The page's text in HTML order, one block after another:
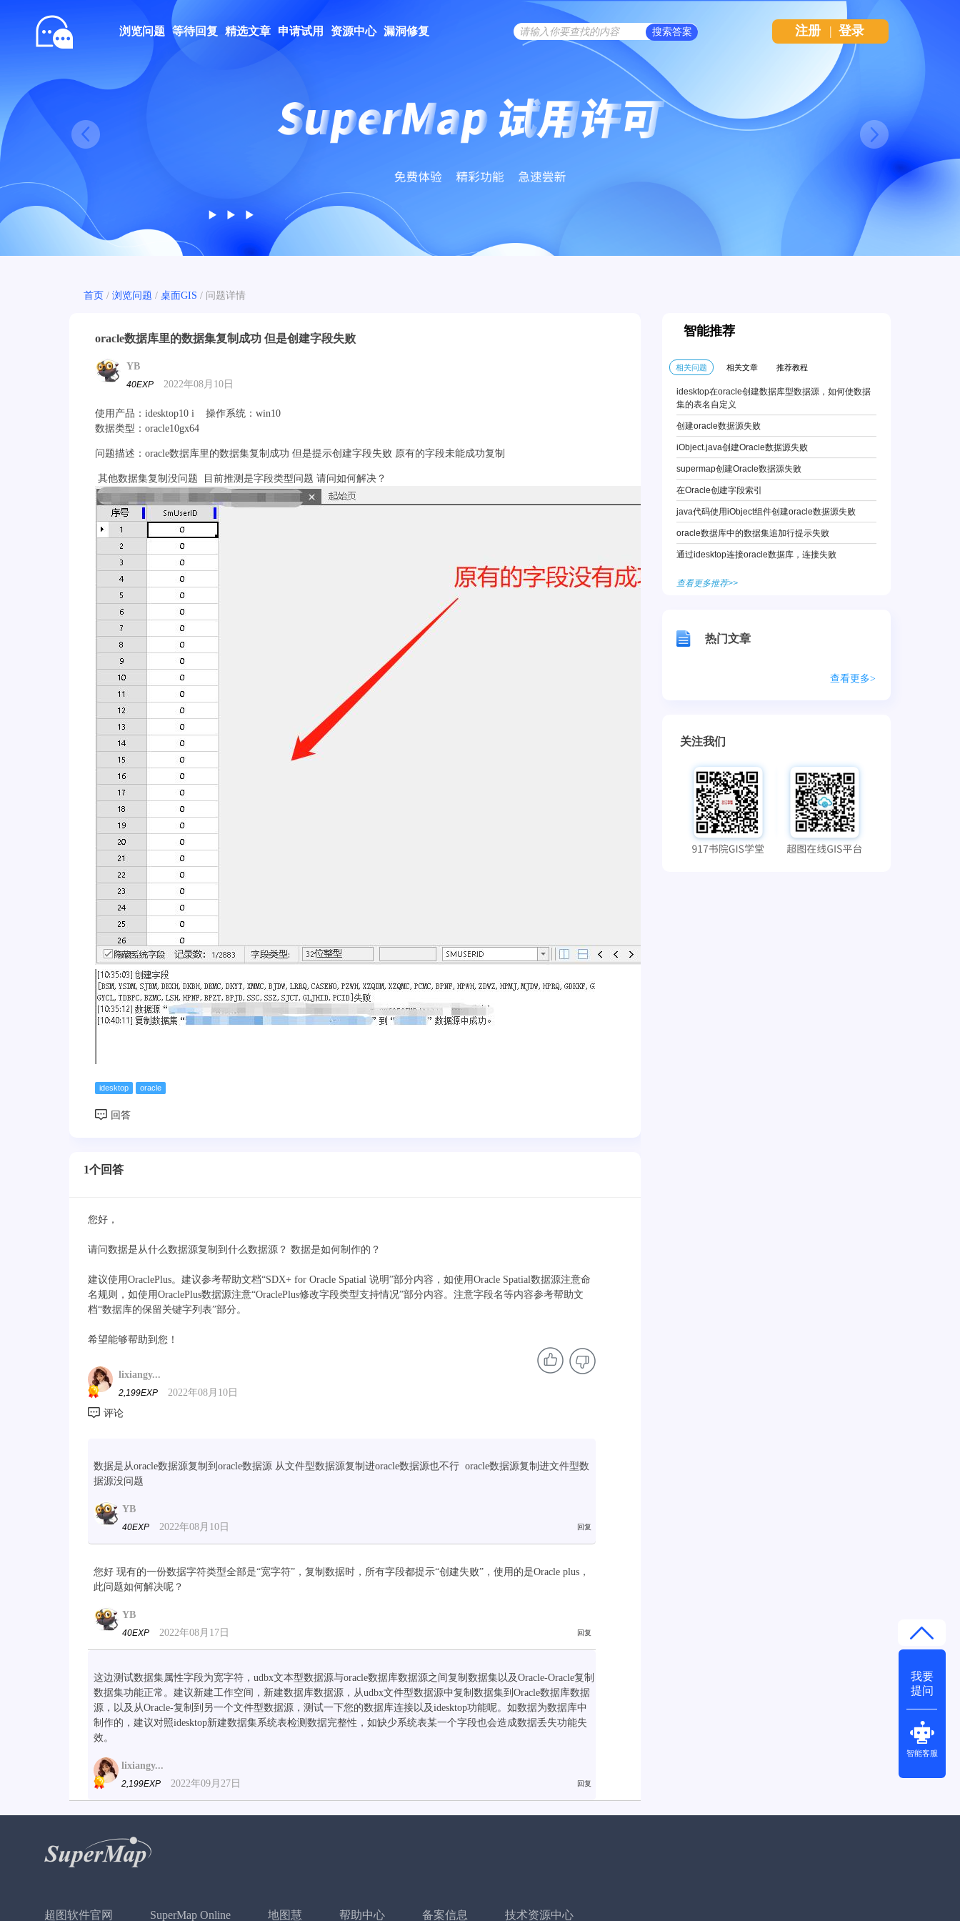
Next
Prev
浏览问题 等待回复 精选文章 申请试用 资源中心 漏洞修复 注册 | 登录
我要
提问
智能客服
首页 / 浏览问题 / 桌面GIS / 问题详情
oracle数据库里的数据集复制成功 但是创建字段失败
YB
40EXP 2022年08月10日
使用产品：idesktop10 i 操作系统：win10
数据类型：oracle10gx64
问题描述：oracle数据库里的数据集复制成功 但是提示创建字段失败 原有的字段未能成功复制
其他数据集复制没问题 目前推测是字段类型问题 请问如何解决？
idesktop oracle
1个回答
您好，
请问数据是从什么数据源复制到什么数据源？ 数据是如何制作的？
建议使用OraclePlus。建议参考帮助文档“SDX+ for Oracle Spatial 说明”部分内容，如使用Oracle Spatial数据源注意命
名规则，如使用OraclePlus数据源注意“OraclePlus修改字段类型支持情况”部分内容。注意字段名等内容参考帮助文
档“数据库的保留关键字列表”部分。
希望能够帮助到您！
lixiangy...
2,199EXP 2022年08月10日
数据是从oracle数据源复制到oracle数据源 从文件型数据源复制进oracle数据源也不行 oracle数据源复制进文件型数
据源没问题
YB
40EXP 2022年08月10日
您好 现有的一份数据字符类型全部是“宽字符”，复制数据时，所有字段都提示“创建失败”，使用的是Oracle plus，
此问题如何解决呢？
YB
40EXP 2022年08月17日
这边测试数据集属性字段为宽字符，udbx文本型数据源与oracle数据库数据源之间复制数据集以及Oracle-Oracle复制
数据集功能正常。建议新建工作空间，新建数据库数据源，从udbx文件型数据源中复制数据集到Oracle数据库数据
源，以及从Oracle-复制到另一个文件型数据源，测试一下您的数据库连接以及idesktop功能呢。如数据为数据库中
制作的，建议对照idesktop新建数据集系统表检测数据完整性，如缺少系统表某一个字段也会造成数据丢失功能失
效。
lixiangy...
2,199EXP 2022年09月27日
智能推荐
相关问题 相关文章 推荐教程
idesktop在oracle创建数据库型数据源，如何使数据
集的表名自定义
创建oracle数据源失败
iObject.java创建Oracle数据源失败
supermap创建Oracle数据源失败
在Oracle创建字段索引
java代码使用iObject组件创建oracle数据源失败
oracle数据库中的数据集追加行提示失败
通过idesktop连接oracle数据库，连接失败
查看更多推荐>>
热门文章
查看更多>
关注我们
超图软件官网 SuperMap Online 地图慧 帮助中心 备案信息 技术资源中心